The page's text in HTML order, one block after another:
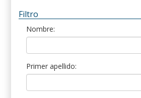
Filtro
Nombre:
Primer apellido: